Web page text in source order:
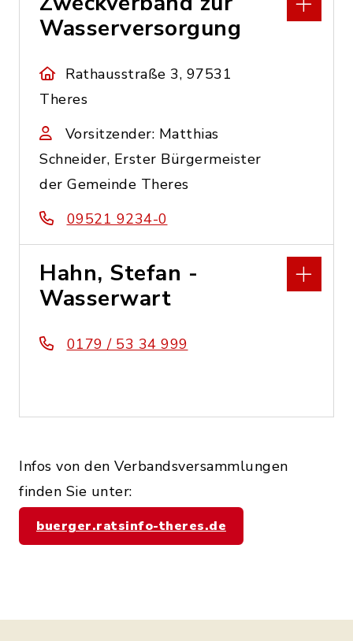
Wasserversorgung
Rathausstraße 3, 97531
Theres
Vorsitzender: Matthias
Schneider, Erster Bürgermeister
der Gemeinde Theres
09521 9234-0
Hahn, Stefan -
Wasserwart
0179 / 53 34 999
Infos von den Verbandsversammlungen
finden Sie unter:
buerger.ratsinfo-theres.de